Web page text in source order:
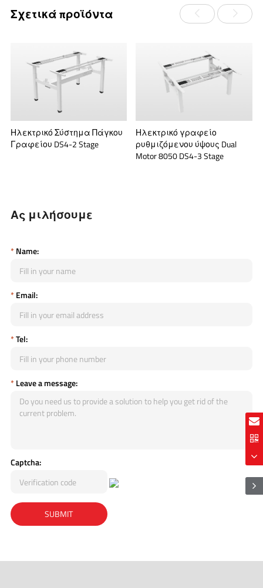
Σχετικά προϊόντα
Ηλεκτρικό Σύστημα Πάγκου
Γραφείου DS4-2 Stage
Ηλεκτρικό γραφείο
ρυθμιζόμενου ύψους Dual
Motor 8050 DS4-3 Stage
Ας μιλήσουμε
*Name:
*Email:
*Tel:
*Leave a message:
Captcha: